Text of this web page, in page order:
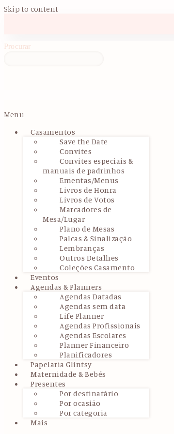
Skip to content
Procurar
Menu
Casamentos
Save the Date
Convites
Convites especiais &
manuais de padrinhos
Ementas/Menus
Livros de Honra
Livros de Votos
Marcadores de
Mesa/Lugar
Plano de Mesas
Palcas & Sinalização
Lembranças
Outros Detalhes
Coleções Casamento
Eventos
Agendas & Planners
Agendas Datadas
Agendas sem data
Life Planner
Agendas Profissionais
Agendas Escolares
Planner Financeiro
Planificadores
Papelaria Glintsy
Maternidade & Bebés
Presentes
Por destinatário
Por ocasião
Por categoria
Mais